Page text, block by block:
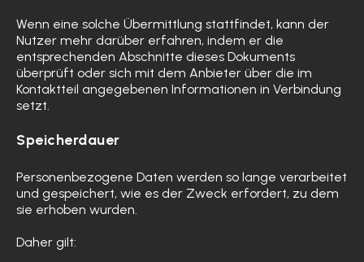
Wenn eine solche Übermittlung stattfindet, kann der
Nutzer mehr darüber erfahren, indem er die
entsprechenden Abschnitte dieses Dokuments
überprüft oder sich mit dem Anbieter über die im
Kontaktteil angegebenen Informationen in Verbindung
setzt.
Speicherdauer
Personenbezogene Daten werden so lange verarbeitet
und gespeichert, wie es der Zweck erfordert, zu dem
sie erhoben wurden.
Daher gilt: